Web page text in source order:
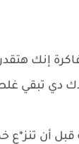
إنك
دي تبقي
قبل أن